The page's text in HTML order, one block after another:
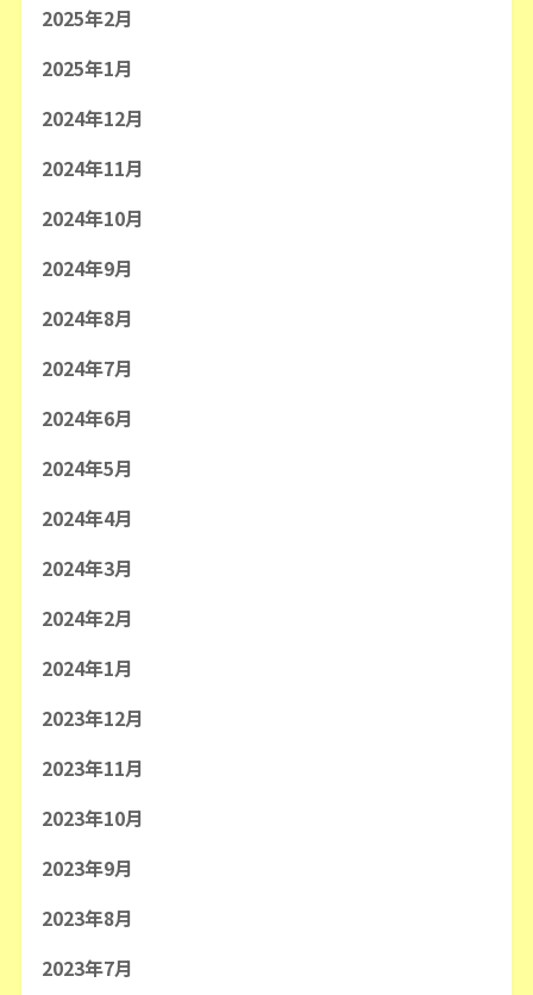
2025年2月
2025年1月
2024年12月
2024年11月
2024年10月
2024年9月
2024年8月
2024年7月
2024年6月
2024年5月
2024年4月
2024年3月
2024年2月
2024年1月
2023年12月
2023年11月
2023年10月
2023年9月
2023年8月
2023年7月